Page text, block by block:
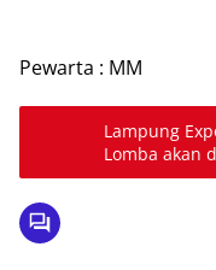
Pewarta : MM
Lampung
Lomba akan
Lampung